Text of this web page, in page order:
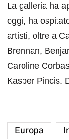
La galleria ha
oggi, ha
artisti, oltre a
Brennan,
Caroline
Kasper Pincis,
Europa